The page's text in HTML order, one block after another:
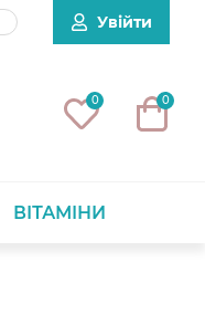
Увійти
0 0
ВІТАМІНИ